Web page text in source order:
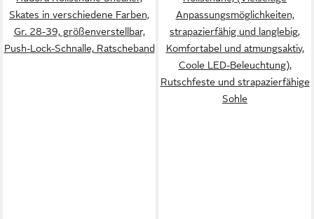
Skates in verschiedene Farben,
Gr. 28-39, größenverstellbar,
Push-Lock-Schnalle, Ratscheband
Anpassungsmöglichkeiten,
strapazierfähig und langlebig,
Komfortabel und atmungsaktiv,
Coole LED-Beleuchtung),
Rutschfeste und strapazierfähige
Sohle